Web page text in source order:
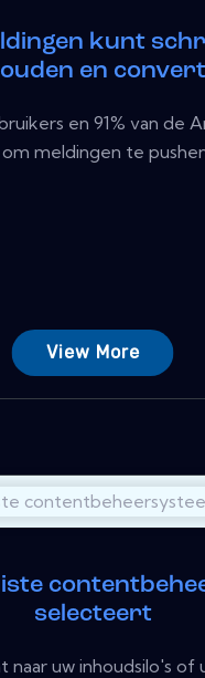
kunt
en
en 91% van de
meldingen te pushen,
View More
selecteert
naar uw inhoudsilo's of